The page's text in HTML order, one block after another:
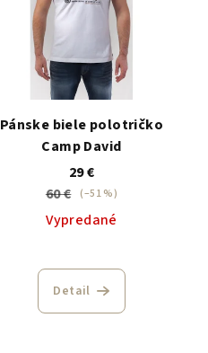
Pánske biele polotričko
Camp David
29 €
60 €
(–51 %)
Vypredané
Detail